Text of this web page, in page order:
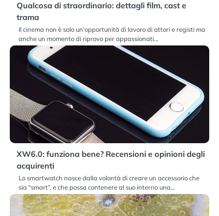
Qualcosa di straordinario: dettagli film, cast e
trama
Il cinema non è solo un’opportunità di lavoro di attori e registi ma
anche un momento di riprovo per appassionati…
XW6.0: funziona bene? Recensioni e opinioni degli
acquirenti
Lo smartwatch nasce dalla volontà di creare un accessorio che
sia “smart”, e che possa contenere al suo interno una…